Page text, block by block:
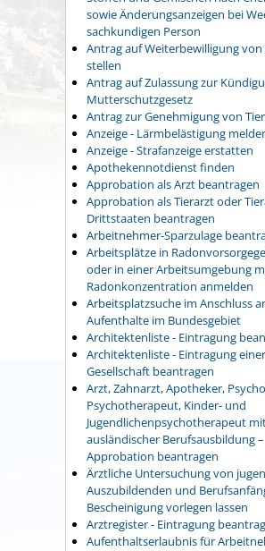
sowie Änderungsanzeigen bei
sachkundigen Person
Antrag auf Weiterbewilligung von
stellen
Antrag auf Zulassung zur
Mutterschutzgesetz
Antrag zur Genehmigung von
Anzeige - Lärmbelästigung
Anzeige - Strafanzeige erstatten
Apothekennotdienst finden
Approbation als Arzt beantragen
Approbation als Tierarzt oder
Drittstaaten beantragen
Arbeitnehmer-Sparzulage
Arbeitsplätze in
oder in einer Arbeitsumgebung
Radonkonzentration anmelden
Arbeitsplatzsuche im Anschluss
Aufenthalte im Bundesgebiet
Architektenliste - Eintragung
Architektenliste - Eintragung einer
Gesellschaft beantragen
Arzt, Zahnarzt, Apotheker,
Psychotherapeut, Kinder- und
Jugendlichenpsychotherapeut
ausländischer Berufsausbildung –
Approbation beantragen
Ärztliche Untersuchung von
Auszubildenden und
Bescheinigung vorlegen lassen
Arztregister - Eintragung
Aufenthaltserlaubnis für